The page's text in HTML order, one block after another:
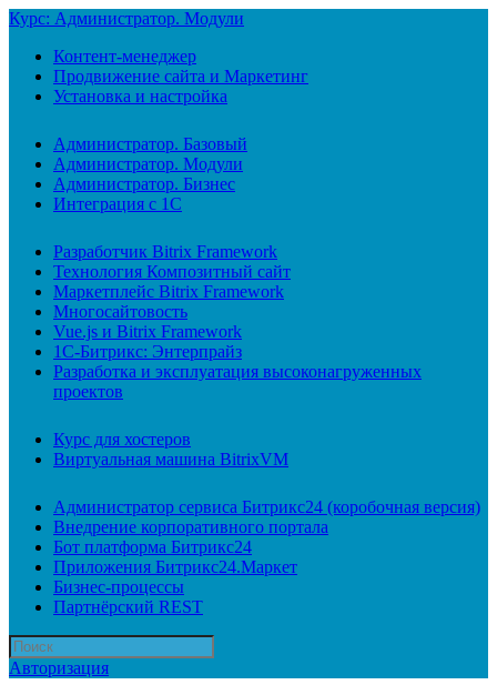
Курс: Администратор. Модули
Контент-менеджер
Продвижение сайта и Маркетинг
Установка и настройка
Администратор. Базовый
Администратор. Модули
Администратор. Бизнес
Интеграция с 1С
Разработчик Bitrix Framework
Технология Композитный сайт
Маркетплейс Bitrix Framework
Многосайтовость
Vue.js и Bitrix Framework
1С-Битрикс: Энтерпрайз
Разработка и эксплуатация высоконагруженных
проектов
Курс для хостеров
Виртуальная машина BitrixVM
Администратор сервиса Битрикс24 (коробочная версия)
Внедрение корпоративного портала
Бот платформа Битрикс24
Приложения Битрикс24.Маркет
Бизнес-процессы
Партнёрский REST
Авторизация